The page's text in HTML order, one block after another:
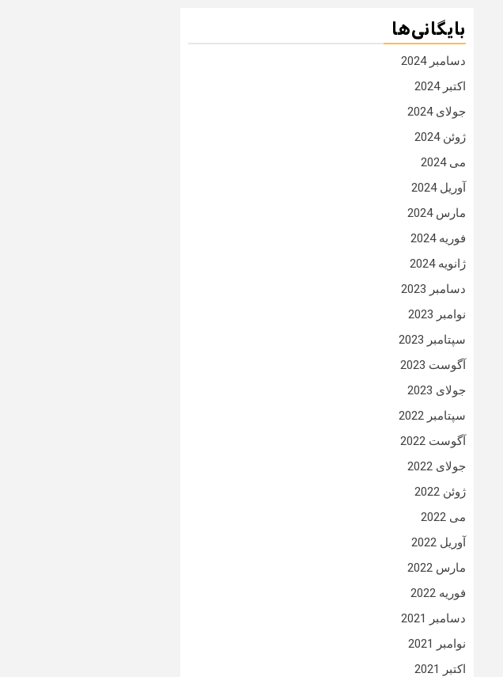
بایگانی‌ها
دسامبر 2024
اکتبر 2024
جولای 2024
ژوئن 2024
می 2024
آوریل 2024
مارس 2024
فوریه 2024
ژانویه 2024
دسامبر 2023
نوامبر 2023
سپتامبر 2023
آگوست 2023
جولای 2023
سپتامبر 2022
آگوست 2022
جولای 2022
ژوئن 2022
می 2022
آوریل 2022
مارس 2022
فوریه 2022
دسامبر 2021
نوامبر 2021
اکتبر 2021